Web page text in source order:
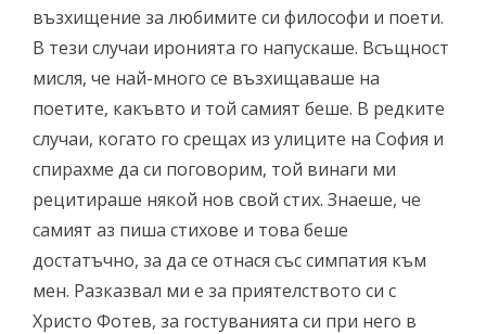
възхищение за любимите си философи и поети.
В тези случаи иронията го напускаше. Всъщност
мисля, че най-много се възхищаваше на
поетите, какъвто и той самият беше. В редките
случаи, когато го срещах из улиците на София и
спирахме да си поговорим, той винаги ми
рецитираше някой нов свой стих. Знаеше, че
самият аз пиша стихове и това беше
достатъчно, за да се отнася със симпатия към
мен. Разказвал ми е за приятелството си с
Христо Фотев, за гостуванията си при него в